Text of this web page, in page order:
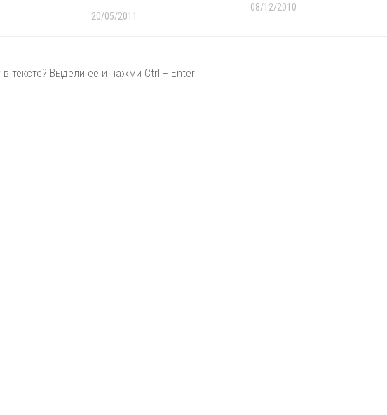
20/05/2011
08/12/2010
тексте? Выдели её и нажми Ctrl + Enter